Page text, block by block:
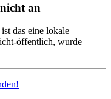
an
das eine lokale
öffentlich, wurde